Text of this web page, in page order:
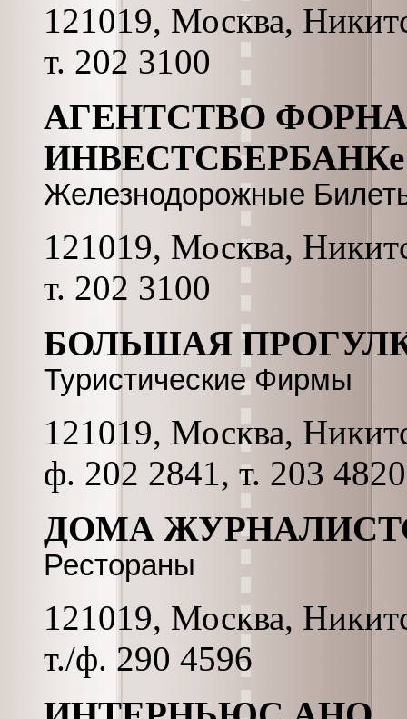
121019, Москва,
т. 202 3100
АГЕНТСТВО
ИНВЕСТСБЕРБАНКе
Железнодорожные
121019, Москва,
т. 202 3100
БОЛЬШАЯ
Туристические Фирмы
121019, Москва,
ф. 202 2841, т. 203 4820
ДОМА
Рестораны
121019, Москва,
т./ф. 290 4596